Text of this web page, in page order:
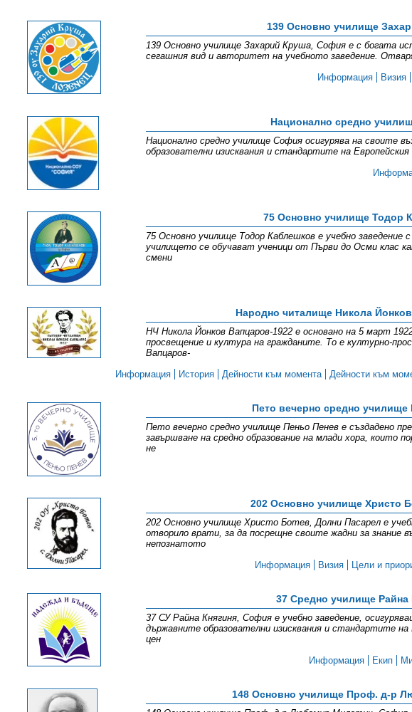
139 Основно училище
139 Основно училище Захарий Круша, София е с богата
сегашния вид и авторитет на учебното заведение.
Информация
Визия
Национално средно
Национално средно училище София осигурява на своите
образователни изисквания и стандартите на
75 Основно училище Тодор
75 Основно училище Тодор Каблешков е учебно
училището се обучават ученици от Първи до Осми клас
смени
Народно читалище Никола
НЧ Никола Йонков Вапцаров-1922 е основано на 5 март
просвещение и култура на гражданите. То е културно-
Вапцаров-
Информация
История Дейности към момента Дейности към
Пето вечерно средно
Пето вечерно средно училище Пеньо Пенев е създадено
завършване на средно образование на млади хора, които
не
202 Основно училище Христо
202 Основно училище Христо Ботев, Долни Пасарел е
отворило врати, за да посрещне своите жадни за знание
непознатото
Информация
Визия Цели и
37 Средно училище Райна
37 СУ Райна Княгиня, София е учебно заведение,
държавните образователни изисквания и стандартите
цен
Информация
Екип
148 Основно училище Проф. д-р